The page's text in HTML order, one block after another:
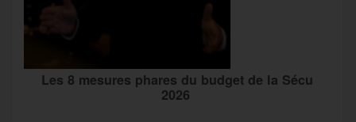
Les 8 mesures phares du budget de la Sécu
2026